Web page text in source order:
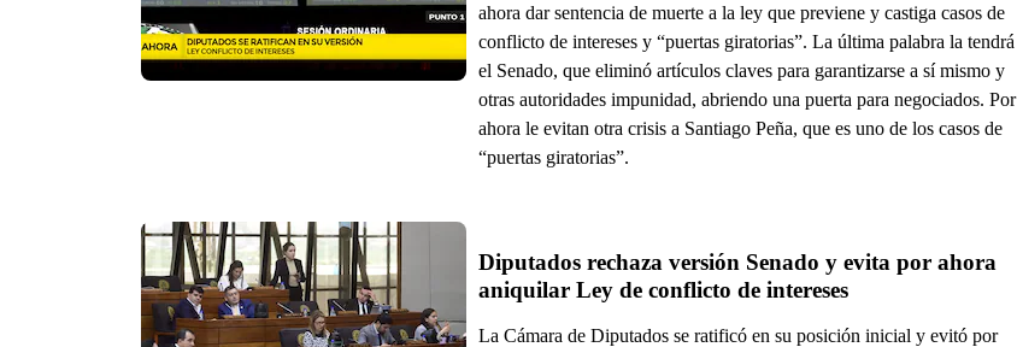
ahora dar sentencia de muerte a la ley que previene y castiga casos de
conflicto de intereses y “puertas giratorias”. La última palabra la tendrá
el Senado, que eliminó artículos claves para garantizarse a sí mismo y
otras autoridades impunidad, abriendo una puerta para negociados. Por
ahora le evitan otra crisis a Santiago Peña, que es uno de los casos de
“puertas giratorias”.
Diputados rechaza versión Senado y evita por ahora
aniquilar Ley de conflicto de intereses
La Cámara de Diputados se ratificó en su posición inicial y evitó por